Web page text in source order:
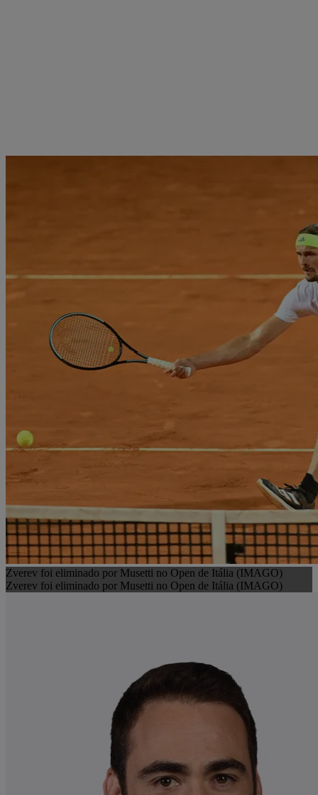
Zverev foi eliminado por Musetti no Open de Itália (IMAGO)
Zverev foi eliminado por Musetti no Open de Itália (IMAGO)